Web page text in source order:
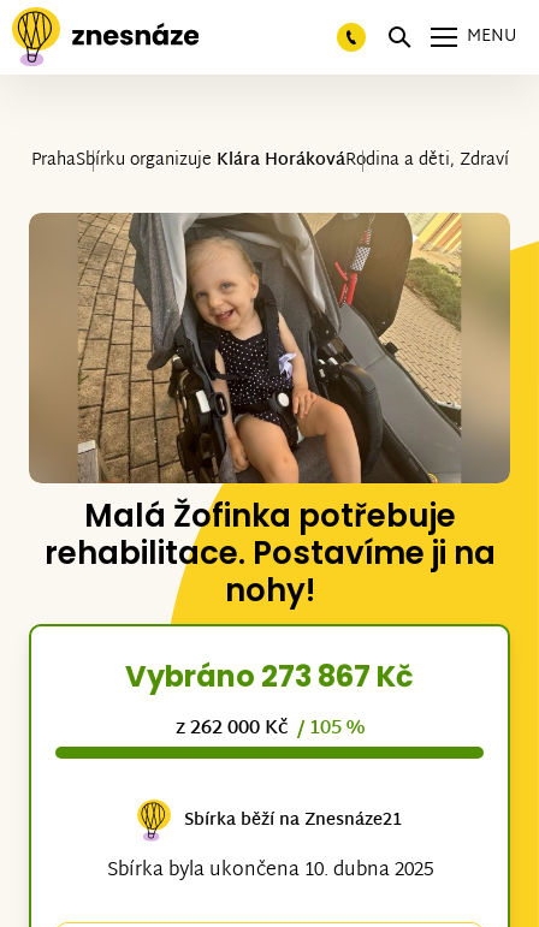
MENU
PrahaSbírku organizuje Klára HorákováRodina a děti, Zdraví
Malá Žofinka potřebuje
rehabilitace. Postavíme ji na
nohy!
Vybráno 273 867 Kč
z 262 000 Kč / 105 %
Sbírka běží na Znesnáze21
Sbírka byla ukončena 10. dubna 2025